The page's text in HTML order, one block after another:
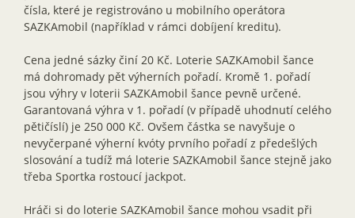
čísla, které je registrováno u mobilního operátora
SAZKAmobil (například v rámci dobíjení kreditu).
Cena jedné sázky činí 20 Kč. Loterie SAZKAmobil šance
má dohromady pět výherních pořadí. Kromě 1. pořadí
jsou výhry v loterii SAZKAmobil šance pevně určené.
Garantovaná výhra v 1. pořadí (v případě uhodnutí celého
pětičíslí) je 250 000 Kč. Ovšem částka se navyšuje o
nevyčerpané výherní kvóty prvního pořadí z předešlých
slosování a tudíž má loterie SAZKAmobil šance stejně jako
třeba Sportka rostoucí jackpot.
Hráči si do loterie SAZKAmobil šance mohou vsadit při